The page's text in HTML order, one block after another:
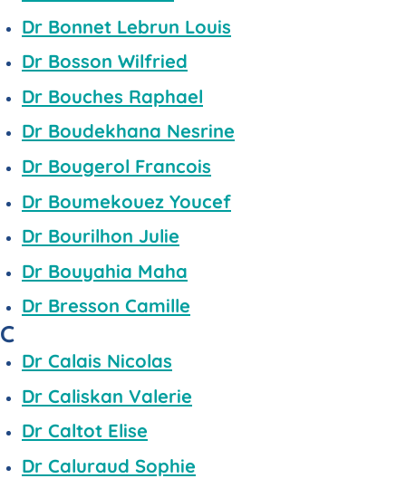
Dr Bonnet Lebrun Louis
Dr Bosson Wilfried
Dr Bouches Raphael
Dr Boudekhana Nesrine
Dr Bougerol Francois
Dr Boumekouez Youcef
Dr Bourilhon Julie
Dr Bouyahia Maha
Dr Bresson Camille
C
Dr Calais Nicolas
Dr Caliskan Valerie
Dr Caltot Elise
Dr Caluraud Sophie